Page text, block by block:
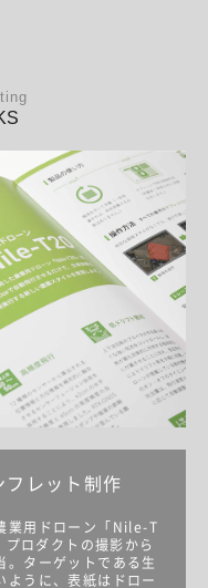
フレット制作
業用ドローン「Nile-T
ロダクトの撮影から
。ターゲットである生
ように、表紙はドロー